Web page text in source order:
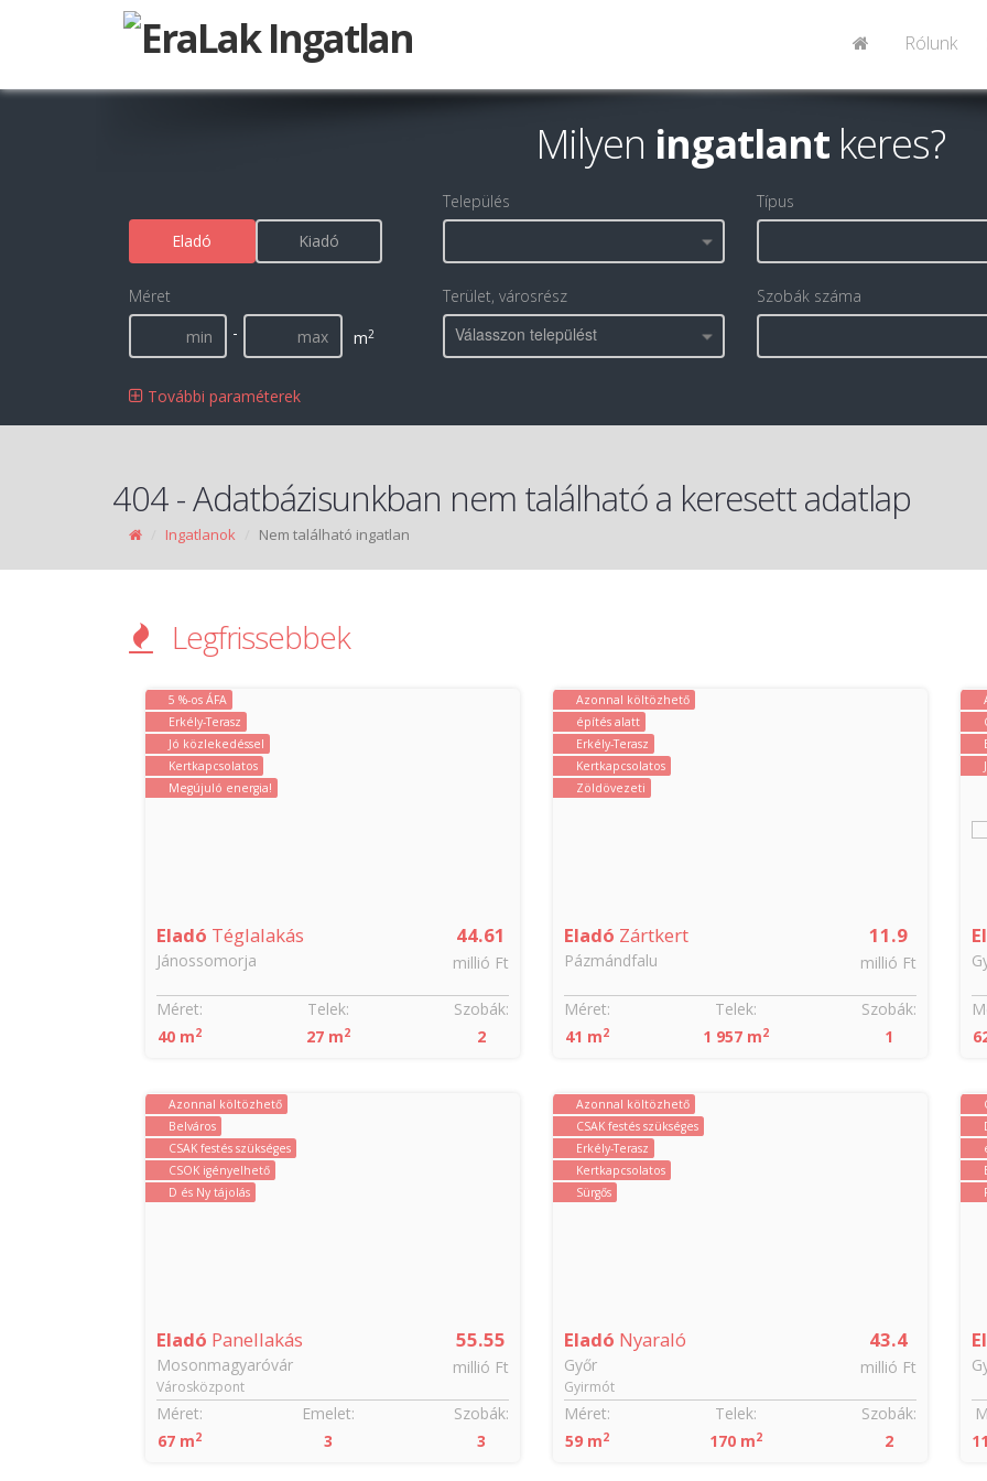
Rólunk
Milyen ingatlant keres?
Eladó Kiadó
Település Típus
Méret
-
m2
Terület, városrész
Válasszon települést
Szobák száma
További paraméterek
404 - Adatbázisunkban nem található a keresett adatlap
Ingatlanok Nem található ingatlan
Legfrissebbek
5 %-os ÁFA
Erkély-Terasz
Jó közlekedéssel
Kertkapcsolatos
Megújuló energia!
44.61
millió Ft
Eladó Téglalakás
Jánossomorja
Szobák:
2
Méret:
40 m2
Telek:
27 m2
Azonnal költözhető
Belváros
CSAK festés szükséges
CSOK igényelhető
D és Ny tájolás
55.55
millió Ft
Eladó Panellakás
Mosonmagyaróvár
Városközpont
Szobák:
3
Méret:
67 m2
Emelet:
3
Azonnal költözhető
építés alatt
Erkély-Terasz
Kertkapcsolatos
Zöldövezeti
11.9
millió Ft
Eladó Zártkert
Pázmándfalu
Szobák:
1
Méret:
41 m2
Telek:
1 957 m2
Azonnal költözhető
CSAK festés szükséges
Erkély-Terasz
Kertkapcsolatos
Sürgős
43.4
millió Ft
Eladó Nyaraló
Győr
Gyirmót
Szobák:
2
Méret:
59 m2
Telek:
170 m2